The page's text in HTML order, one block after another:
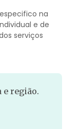
na
e de
serviços
região.